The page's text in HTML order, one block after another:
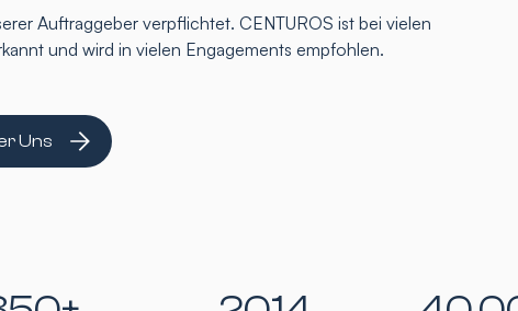
Auftraggeber verpflichtet. CENTUROS ist bei vielen
und wird in vielen Engagements empfohlen.
Uns